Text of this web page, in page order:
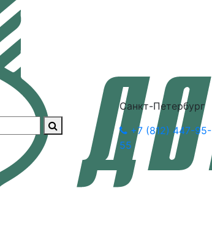
Санкт-Петербург
+7 (812) 447-95-
55